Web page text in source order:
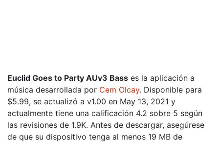
Euclid Goes to Party AUv3 Bass es la aplicación a
música desarrollada por Cem Olcay. Disponible para
$5.99, se actualizó a v1.00 en May 13, 2021 y
actualmente tiene una calificación 4.2 sobre 5 según
las revisiones de 1.9K. Antes de descargar, asegúrese
de que su dispositivo tenga al menos 19 MB de